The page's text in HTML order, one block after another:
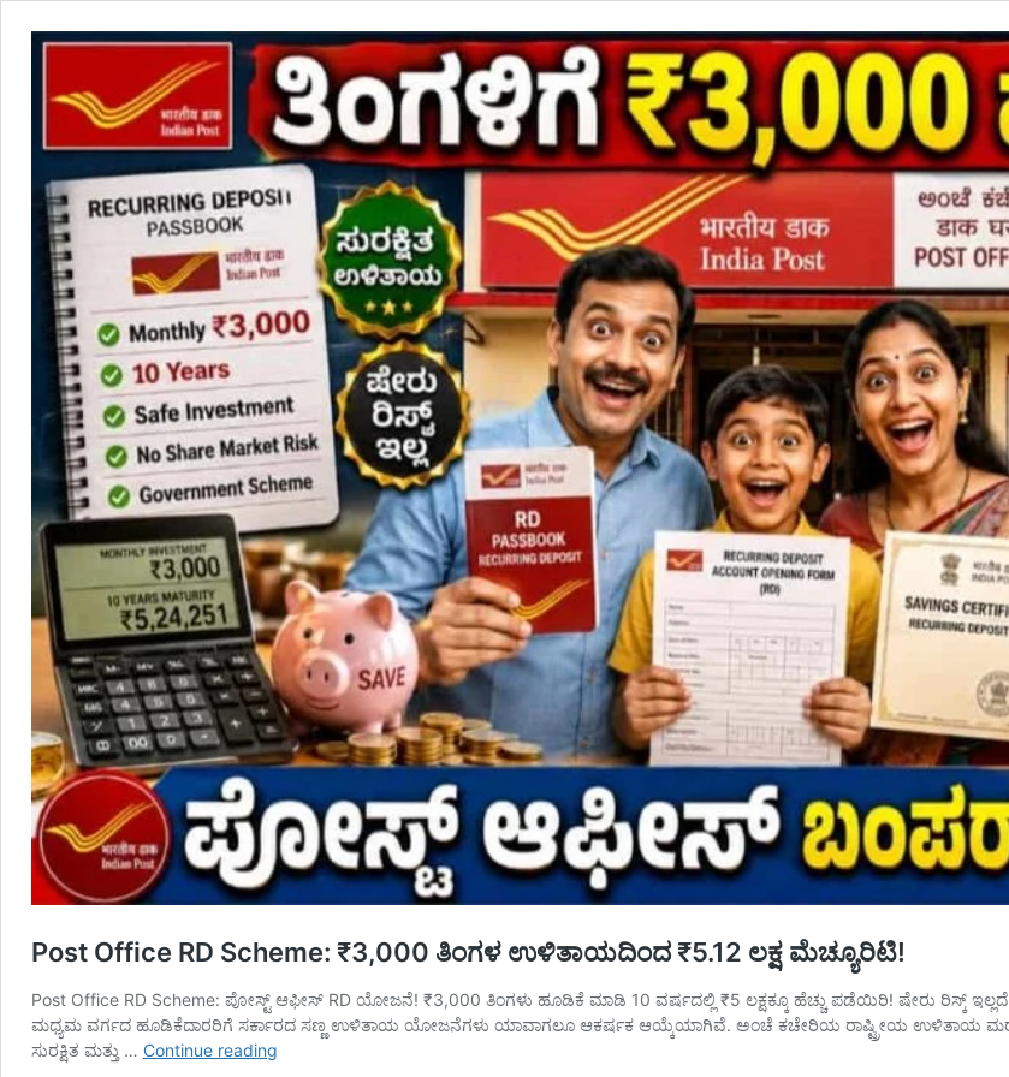
Post Office RD Scheme: ₹3,000 ತಿಂಗಳ ಉಳಿತಾಯದಿಂದ ₹5.12 ಲಕ್ಷ ಮೆಚ್ಯೂರಿಟಿ!
Post Office RD Scheme: ಪೋಸ್ಟ್ ಆಫೀಸ್ RD ಯೋಜನೆ! ₹3,000 ತಿಂಗಳು ಹೂಡಿಕೆ ಮಾಡಿ 10 ವರ್ಷದಲ್ಲಿ ₹5 ಲಕ್ಷಕ್ಕೂ ಹೆಚ್ಚು ಪಡೆಯಿರಿ! ಷೇರು ರಿಸ್ಕ್
ಮಧ್ಯಮ ವರ್ಗದ ಹೂಡಿಕೆದಾರರಿಗೆ ಸರ್ಕಾರದ ಸಣ್ಣ ಉಳಿತಾಯ ಯೋಜನೆಗಳು ಯಾವಾಗಲೂ ಆಕರ್ಷಕ ಆಯ್ಕೆಯಾಗಿವೆ. ಅಂಚೆ ಕಚೇರಿಯ ರಾಷ್ಟ್ರೀಯ ಉಳಿತಾಯ
ಸುರಕ್ಷಿತ ಮತ್ತು … Continue reading